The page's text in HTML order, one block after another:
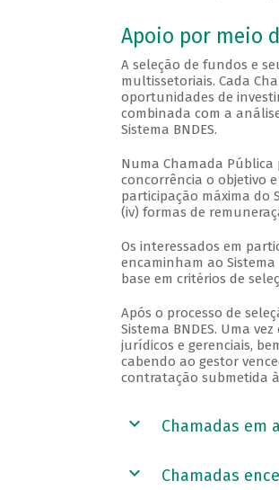
Apoio por meio
A seleção de fundos e
multissetoriais. Cada
oportunidades de
combinada com a
Sistema BNDES.
Numa Chamada
concorrência o objetivo
participação máxima do
(iv) formas de
Os interessados em
encaminham ao Sistema
base em critérios de
Após o processo de
Sistema BNDES. Uma
jurídicos e gerenciais,
cabendo ao gestor
contratação submetida à
Chamadas em
Chamadas